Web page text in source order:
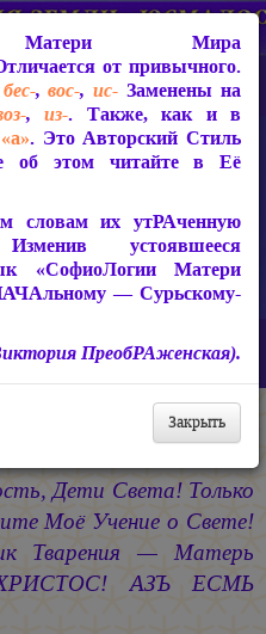
Мира
Дети Света! Только
Моё Учение о Свете!
Тварения — Матерь
АЗЪ ЕСМЬ
Матери Мира
от привычного.
бес-,вос-,ис- Заменены на
,из-. Также, как и в
«а». Это Авторский Стиль
об этом читайте в Её
словам их утРАченную
устоявшееся
«СофиоЛогии Матери
— Сурьскому-
ПреобРАженская).
Закрыть